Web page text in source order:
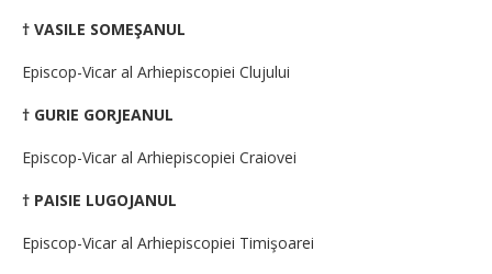
† VASILE SOMEŞANUL
Episcop-Vicar al Arhiepiscopiei Clujului
† GURIE GORJEANUL
Episcop-Vicar al Arhiepiscopiei Craiovei
† PAISIE LUGOJANUL
Episcop-Vicar al Arhiepiscopiei Timişoarei